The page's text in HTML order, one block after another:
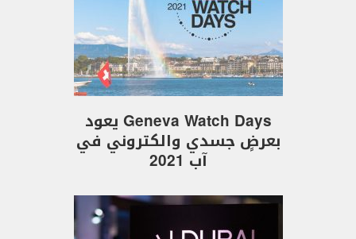
Geneva Watch Days يعود
بعرضٍ جسدي والكتروني في
آب 2021